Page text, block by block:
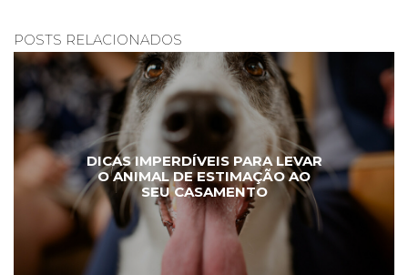
POSTS RELACIONADOS
DICAS IMPERDÍVEIS PARA LEVAR
O ANIMAL DE ESTIMAÇÃO AO
SEU CASAMENTO